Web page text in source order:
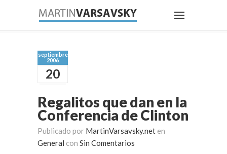
septiembre
2006
20
Regalitos que dan en la
Conferencia de Clinton
Publicado por MartinVarsavsky.net en
General con Sin Comentarios